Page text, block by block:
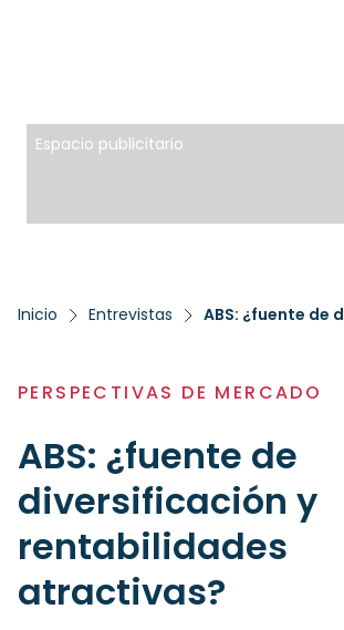
Espacio publicitario
Inicio Entrevistas ABS: ¿fuente
PERSPECTIVAS DE MERCADO
ABS: ¿fuente de
diversificación y
rentabilidades
atractivas?